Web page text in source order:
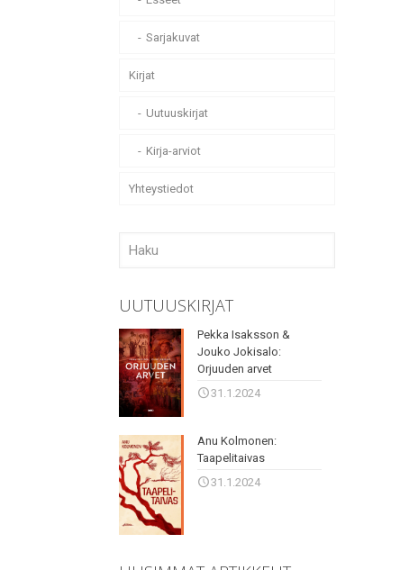
Sarjakuvat
Kirjat
Uutuuskirjat
Kirja-arviot
Yhteystiedot
UUTUUSKIRJAT
Pekka Isaksson &
Jouko Jokisalo:
Orjuuden arvet
31.1.2024
Anu Kolmonen:
Taapelitaivas
31.1.2024